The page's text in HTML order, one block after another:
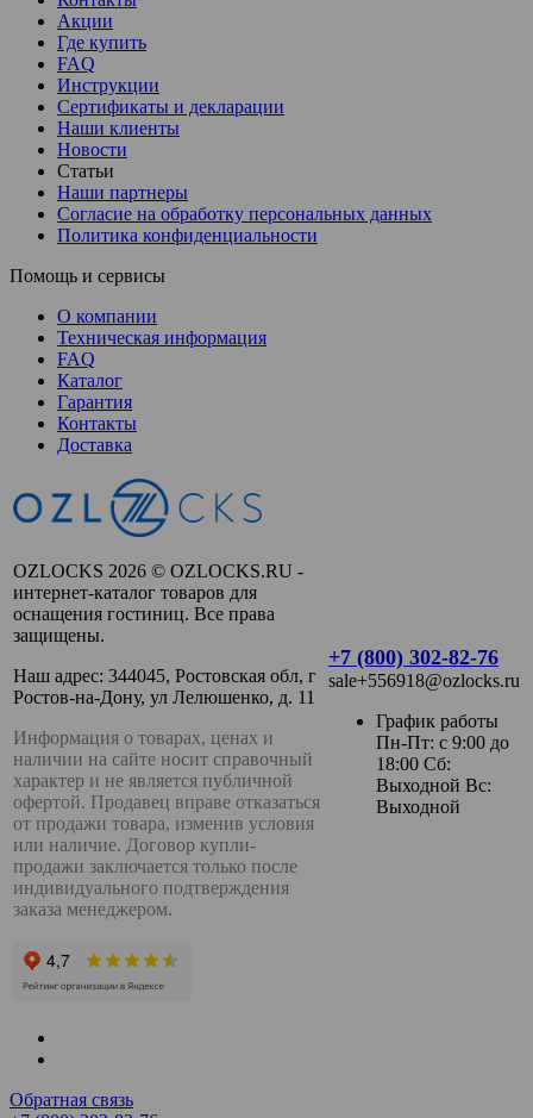
Акции
Где купить
FAQ
Инструкции
Сертификаты и декларации
Наши клиенты
Новости
Статьи
Наши партнеры
Согласие на обработку персональных данных
Политика конфиденциальности
Помощь и сервисы
О компании
Техническая информация
FAQ
Каталог
Гарантия
Контакты
Доставка
OZLOCKS 2026 © OZLOCKS.RU -
интернет-каталог товаров для
оснащения гостиниц. Все права
защищены.
Наш адрес: 344045, Ростовская обл, г
Ростов-на-Дону, ул Лелюшенко, д. 11
Информация о товарах, ценах и
наличии на сайте носит справочный
характер и не является публичной
офертой. Продавец вправе отказаться
от продажи товара, изменив условия
или наличие. Договор купли-
продажи заключается только после
индивидуального подтверждения
заказа менеджером.
+7 (800) 302-82-76
sale+556918@ozlocks.ru
График работы
Пн-Пт: с 9:00 до
18:00 Сб:
Выходной Вс:
Выходной
Обратная связь